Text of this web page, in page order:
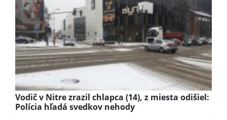
Vodič v Nitre zrazil chlapca (14), z miesta odišiel:
Polícia hľadá svedkov nehody